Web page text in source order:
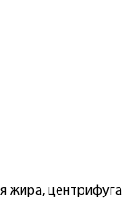
жира, центрифуга